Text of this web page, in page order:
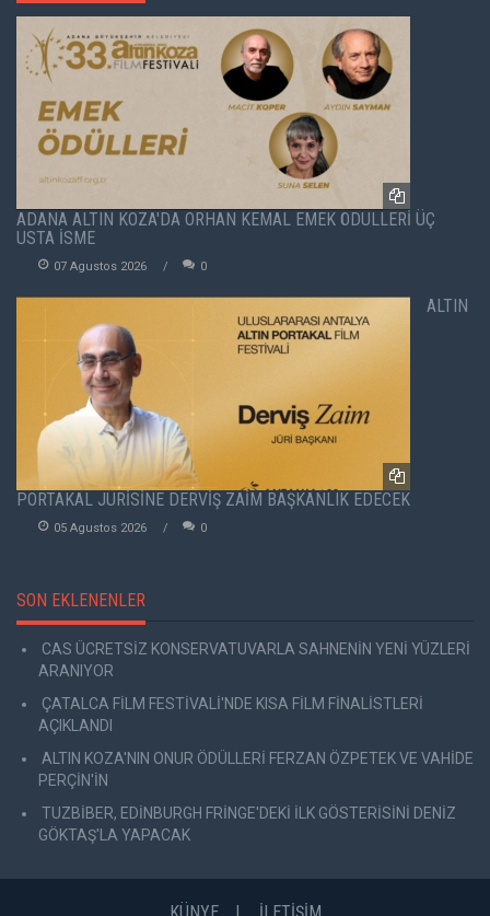
ADANA ALTIN KOZA'DA ORHAN KEMAL EMEK ÖDÜLLERİ ÜÇ
USTA İSME
07 Agustos 2026 0
ALTIN
PORTAKAL JÜRİSİNE DERVİŞ ZAİM BAŞKANLIK EDECEK
05 Agustos 2026 0
SON EKLENENLER
CAS ÜCRETSİZ KONSERVATUVARLA SAHNENİN YENİ YÜZLERİ
ARANIYOR
ÇATALCA FİLM FESTİVALİ'NDE KISA FİLM FİNALİSTLERİ
AÇIKLANDI
ALTIN KOZA'NIN ONUR ÖDÜLLERİ FERZAN ÖZPETEK VE VAHİDE
PERÇİN'İN
TUZBİBER, EDİNBURGH FRİNGE'DEKİ İLK GÖSTERİSİNİ DENİZ
GÖKTAŞ'LA YAPACAK
KÜNYE İLETİŞİM